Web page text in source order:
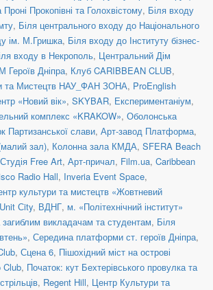
Прокопівні та Голохвістому, Біля входу
, Біля центрального входу до Національного
ім. М.Гришка, Біля входу до Інституту бізнес-
входу в Некрополь, Центральний Дім
М Героїв Дніпра, Клуб CARIBBEAN CLUB,
та Мистецтв НАУ_ФАН ЗОНА, ProEnglish
«Новий вік», SKYBAR, Експериментаніум,
комплекс «KRAKOW», Оболонська
Партизанської слави, Арт-завод Платформа,
зал), Колонна зала КМДА, SFERA Beach
Студія Free Art, Арт-причал, Film.ua, Caribbean
Radio Hall, Inveria Event Space,
культури та мистецтв «Жовтневий
Unit Сity, ВДНГ, м. «Політехнічний інститут»
загиблим викладачам та студентам, Біля
, Середина платформи ст. героїв Дніпра,
, Сцена 6, Пішохідний міст на острові
Club, Початок: кут Бехтерівського провулка та
, Regent Hill, Центр Культури та